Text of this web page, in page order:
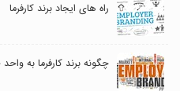
راه های ایجاد برند کارفرما
چگونه برند کارفرما به